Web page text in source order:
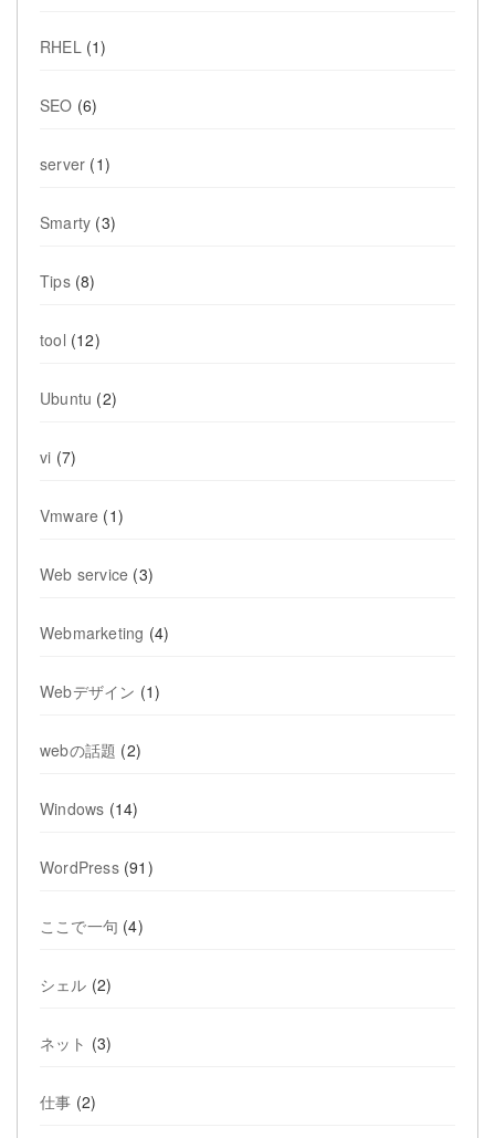
RHEL (1)
SEO (6)
server (1)
Smarty (3)
Tips(8)
tool (12)
Ubuntu (2)
vi (7)
Vmware (1)
Web service (3)
Webmarketing (4)
Webデザイン (1)
webの話題 (2)
Windows (14)
WordPress(91)
ここで一句 (4)
シェル (2)
ネット (3)
仕事 (2)